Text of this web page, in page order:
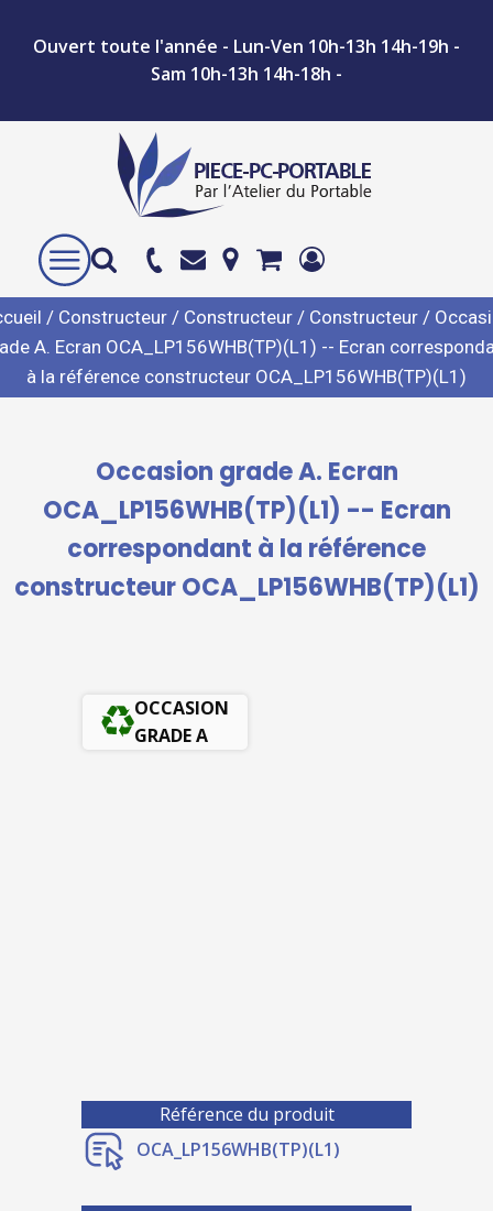
Ouvert toute l'année - Lun-Ven 10h-13h 14h-19h -
Sam 10h-13h 14h-18h -
/ Constructeur/ Constructeur/ Constructeur/
A. Ecran OCA_LP156WHB(TP)(L1) -- Ecran
à la référence constructeur OCA_LP156WHB(TP)(L1)
Occasion grade A. Ecran
OCA_LP156WHB(TP)(L1) -- Ecran
correspondant à la référence
constructeur OCA_LP156WHB(TP)(L1)
OCCASION
GRADE A
Référence du produit
OCA_LP156WHB(TP)(L1)